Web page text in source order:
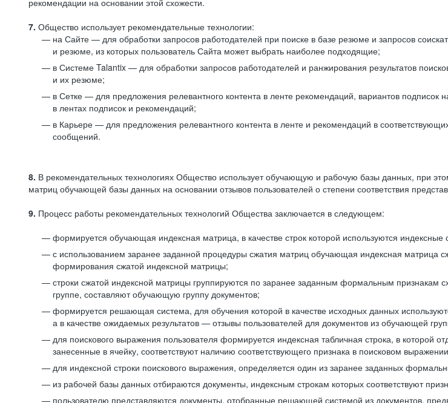
рекомендации на основании этой схожести.
7. Общество использует рекомендательные технологии:
на Сайте — для обработки запросов работодателей при поиске в базе резюме и запросов
и резюме, из которых пользователь Сайта может выбрать наиболее подходящие;
в Системе Talantix — для обработки запросов работодателей и ранжирования результатов
и их резюме;
в Сетке — для предложения релевантного контента в ленте рекомендаций, вариантов
в лентах подписок и рекомендаций;
в Карьере — для предложения релевантного контента в ленте и рекомендаций в
сообщений.
8. В рекомендательных технологиях Общество использует обучающую и рабочую базы данных, при
матриц обучающей базы данных на основании отзывов пользователей о степени соответствия
9. Процесс работы рекомендательных технологий Общества заключается в следующем:
формируется обучающая индексная матрица, в качестве строк которой используются
с использованием заранее заданной процедуры сжатия матриц обучающая индексная матрица
формирования сжатой индексной матрицы;
строки сжатой индексной матрицы группируются по заранее заданным формальным признакам
группе, составляют обучающую группу документов;
формируется решающая система, для обучения которой в качестве исходных данных
а в качестве ожидаемых результатов — отзывы пользователей для документов из обучающей
для поискового выражения пользователя формируется индексная табличная строка, в которой
занесенные в ячейку, соответствуют наличию соответствующего признака в поисковом
для индексной строки поискового выражения, определяется один из заранее заданных
из рабочей базы данных отбираются документы, индексным строкам которых соответствуют
пользователю представляются документы, отобранные решающей системой из документов,